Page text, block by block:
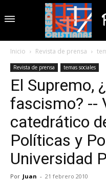
Inicio Revista de prensa
Revista de prensa temas sociales
El Supremo,
fascismo? --
catedrático
Políticas y
Universidad
Por Juan - 21 febrero 2010